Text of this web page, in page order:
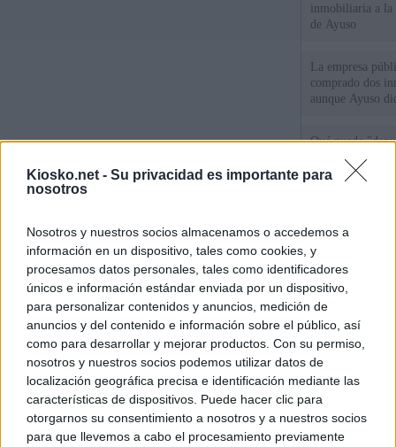
Kiosko.net - Su privacidad es importante para
nosotros
Nosotros y nuestros socios almacenamos o accedemos a
información en un dispositivo, tales como cookies, y
procesamos datos personales, tales como identificadores
únicos e información estándar enviada por un dispositivo,
para personalizar contenidos y anuncios, medición de
anuncios y del contenido e información sobre el público, así
como para desarrollar y mejorar productos. Con su permiso,
nosotros y nuestros socios podemos utilizar datos de
localización geográfica precisa e identificación mediante las
características de dispositivos. Puede hacer clic para
otorgarnos su consentimiento a nosotros y a nuestros socios
para que llevemos a cabo el procesamiento previamente
inmobiliaria a la
de Ayuso
La empresa
comprado dos
aunque Ayuso
Qué puede
de violencia de
Gobierno
del Príncipe sin
intemperie"
© Kiosko.net Aviso Legal Privacidad y Cookies